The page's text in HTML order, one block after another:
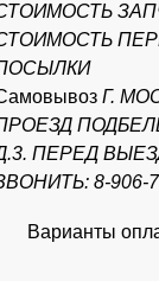
Г.
ПЕРЕД
8-906-
Варианты